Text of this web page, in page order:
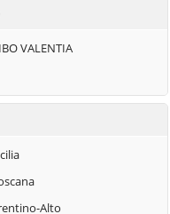
Benedetto
Demetrio
Donato di
VALENTIA
Alto